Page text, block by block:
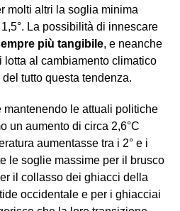
molti altri la soglia minima
La possibilità di innescare
più tangibile, e neanche
lotta al cambiamento climatico
tutto questa tendenza.
mantenendo le attuali politiche
un aumento di circa 2,6°C
aumentasse tra i 2° e i
le soglie massime per il brusco
il collasso dei ghiacci della
occidentale e per i ghiacciai